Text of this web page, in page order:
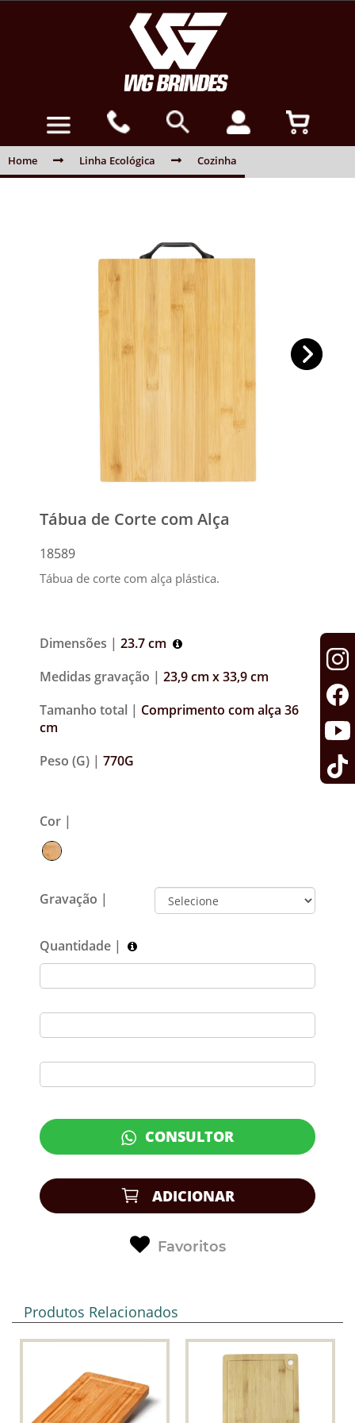
Home Linha Ecológica Cozinha
Tábua de Corte com Alça
18589
Tábua de corte com alça plástica.
Dimensões | 23.7 cm
Medidas gravação | 23,9 cm x 33,9 cm
Tamanho total | Comprimento com alça 36
cm
Peso (G) | 770G
Cor |
Gravação |
Quantidade |
CONSULTOR
ADICIONAR
Favoritos
Produtos Relacionados